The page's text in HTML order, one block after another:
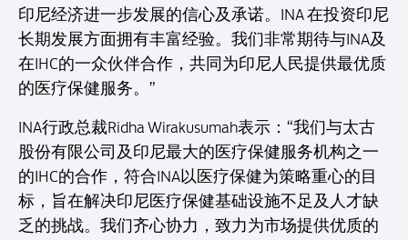
印尼经济进一步发展的信心及承诺。INA 在投资印尼
长期发展方面拥有丰富经验。我们非常期待与INA及
在IHC的一众伙伴合作，共同为印尼人民提供最优质
的医疗保健服务。”
INA行政总裁Ridha Wirakusumah表示：“我们与太古
股份有限公司及印尼最大的医疗保健服务机构之一
的IHC的合作，符合INA以医疗保健为策略重心的目
标，旨在解决印尼医疗保健基础设施不足及人才缺
乏的挑战。我们齐心协力，致力为市场提供优质的